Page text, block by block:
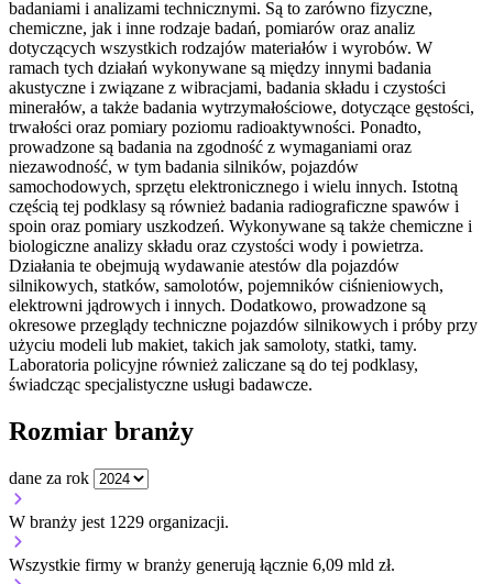
badaniami i analizami technicznymi. Są to zarówno fizyczne,
chemiczne, jak i inne rodzaje badań, pomiarów oraz analiz
dotyczących wszystkich rodzajów materiałów i wyrobów. W
ramach tych działań wykonywane są między innymi badania
akustyczne i związane z wibracjami, badania składu i czystości
minerałów, a także badania wytrzymałościowe, dotyczące gęstości,
trwałości oraz pomiary poziomu radioaktywności. Ponadto,
prowadzone są badania na zgodność z wymaganiami oraz
niezawodność, w tym badania silników, pojazdów
samochodowych, sprzętu elektronicznego i wielu innych. Istotną
częścią tej podklasy są również badania radiograficzne spawów i
spoin oraz pomiary uszkodzeń. Wykonywane są także chemiczne i
biologiczne analizy składu oraz czystości wody i powietrza.
Działania te obejmują wydawanie atestów dla pojazdów
silnikowych, statków, samolotów, pojemników ciśnieniowych,
elektrowni jądrowych i innych. Dodatkowo, prowadzone są
okresowe przeglądy techniczne pojazdów silnikowych i próby przy
użyciu modeli lub makiet, takich jak samoloty, statki, tamy.
Laboratoria policyjne również zaliczane są do tej podklasy,
świadcząc specjalistyczne usługi badawcze.
Rozmiar branży
dane za rok
W branży jest 1229 organizacji.
Wszystkie firmy w branży generują łącznie 6,09 mld zł.